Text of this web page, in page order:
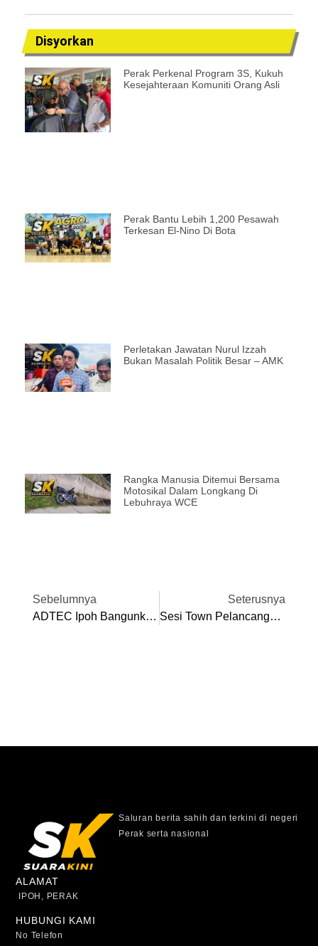
Disyorkan
Perak Perkenal Program 3S, Kukuh
Kesejahteraan Komuniti Orang Asli
Perak Bantu Lebih 1,200 Pesawah
Terkesan El-Nino Di Bota
Perletakan Jawatan Nurul Izzah
Bukan Masalah Politik Besar – AMK
Rangka Manusia Ditemui Bersama
Motosikal Dalam Longkang Di
Lebuhraya WCE
Sebelumnya
ADTEC Ipoh Bangunkan Padang Bola Sepak Sintetik Pertama Di Ipoh, Manfaat Untuk Semua
Seterusnya
Sesi Town Pelancangan Bandar Raya Ipoh 2026 – 2030
Saluran berita sahih dan terkini di negeri
Perak serta nasional
ALAMAT
IPOH, PERAK
HUBUNGI KAMI
No Telefon